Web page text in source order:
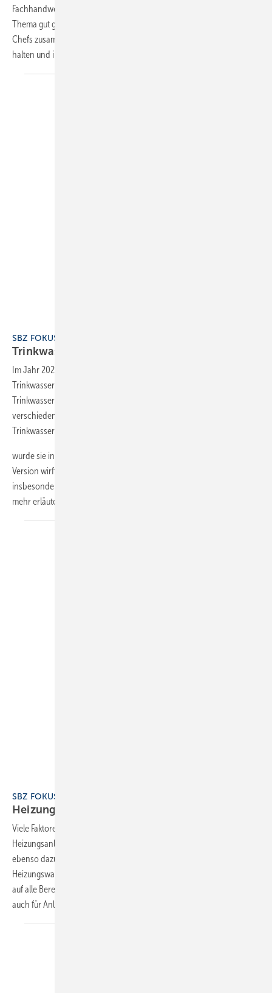
Fachhandwerksunternehmer, die ein besonders herausforderndes
Thema gut gelöst haben. Zudem sind dort Interviews mit Handwerks-
Chefs zusammengefasst, die mit den Anforderungen der Zeigt Schritt
halten und ihre Betriebe entsprechend angepasst
SBZ FOKUS 5 Trinkwasserhygiene
Trinkwasserhygiene
Im Jahr 2023 trat die 2. Verordnung zur Novellierung der
Trinkwasserverordnung (TrinkwV) in Kraft. Die neue
Trinkwasserverordnung umfasst 72 Paragrafen und setzt
verschiedene Anforderungen der seit 2021 geltenden EU-
Trinkwasserrichtlinie um. Bereits im Vorfeld
wurde sie in Fachkreisen intensiv diskutiert, die verabschiedete
Version wirft jedoch weiterhin Fragen auf. Welche Neuerungen
insbesondere für SHK-Unternehmen von Bedeutung sind, das und
mehr erläutert der SBZ-Fokus „Trinkwasserhygiene“
SBZ FOKUS 4 Heizungen effizient planen
Heizungen effizient planen und
Viele Faktoren üben Einfluss aus auf die Effizienz von
Heizungsanlagen. Die richtige Auslegung aller Komponenten zählt
ebenso dazu wie der Hydraulische Abgleich, aufbereitetes
Heizungswasser und eine zuverlässige Entgasung. Der SBZ-Fokus geht
auf alle Bereiche ein, nennt Grundlagen und Auslegungsbeispiele,
auch für Anlagen im